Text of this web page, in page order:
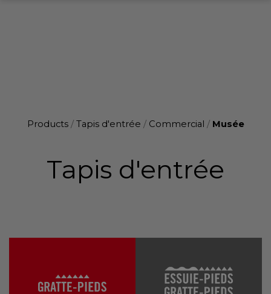
Products/ Tapis d'entrée / Commercial / Musée
Tapis d'entrée